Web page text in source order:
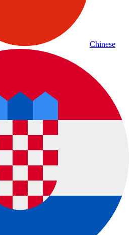
Chinese